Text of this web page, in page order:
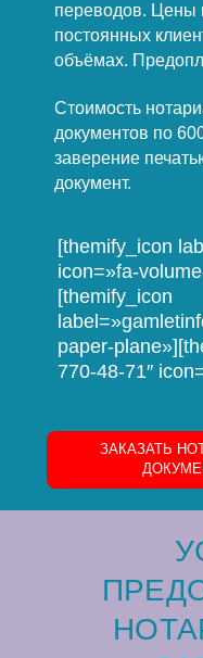
переводов. Цены
постоянных
объёмах.
Стоимость
документов по
заверение
документ.
[themify_icon
icon=»fa-
[themify_icon
paper-
770-48-71″
ЗАКАЗАТЬ